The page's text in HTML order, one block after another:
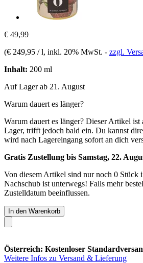
€ 49,99
(€ 249,95 / l, inkl. 20% MwSt. - zzgl.
Inhalt: 200 ml
Auf Lager ab 21. August
Warum dauert es länger?
Warum dauert es länger? Dieser Artikel ist
Lager, trifft jedoch bald ein. Du kannst
wird nach Lagereingang sofort an dich
Gratis Zustellung bis Samstag, 22.
Von diesem Artikel sind nur noch 0 Stück
Nachschub ist unterwegs! Falls mehr
Zustelldatum beeinflussen.
In den Warenkorb
Österreich: Kostenloser
Weitere Infos zu Versand & Lieferung